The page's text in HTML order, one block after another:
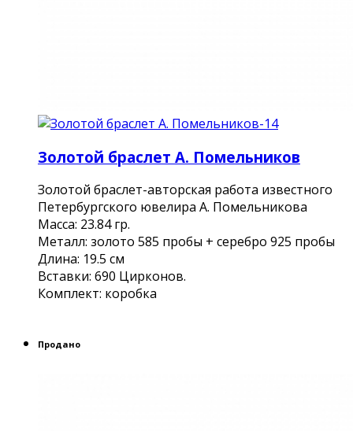
Золотой браслет А. Помельников
Золотой браслет-авторская работа известного
Петербургского ювелира А. Помельникова
Масса: 23.84 гр.
Металл: золото 585 пробы + серебро 925 пробы
Длина: 19.5 см
Вставки: 690 Цирконов.
Комплект: коробка
Продано